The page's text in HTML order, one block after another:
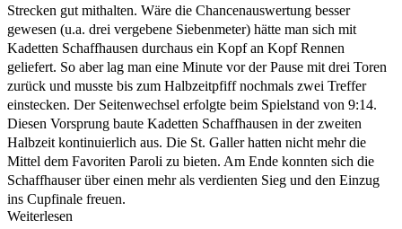
Strecken gut mithalten. Wäre die Chancenauswertung besser
gewesen (u.a. drei vergebene Siebenmeter) hätte man sich mit
Kadetten Schaffhausen durchaus ein Kopf an Kopf Rennen
geliefert. So aber lag man eine Minute vor der Pause mit drei Toren
zurück und musste bis zum Halbzeitpfiff nochmals zwei Treffer
einstecken. Der Seitenwechsel erfolgte beim Spielstand von 9:14.
Diesen Vorsprung baute Kadetten Schaffhausen in der zweiten
Halbzeit kontinuierlich aus. Die St. Galler hatten nicht mehr die
Mittel dem Favoriten Paroli zu bieten. Am Ende konnten sich die
Schaffhauser über einen mehr als verdienten Sieg und den Einzug
ins Cupfinale freuen.
Weiterlesen